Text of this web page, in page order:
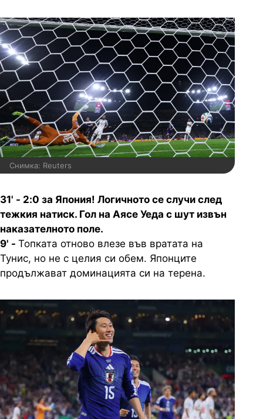
Снимка: Reuters
31' - 2:0 за Япония! Логичното се случи след
тежкия натиск. Гол на Аясе Уеда с шут извън
наказателното поле.
9' - Топката отново влезе във вратата на
Тунис, но не с целия си обем. Японците
продължават доминацията си на терена.